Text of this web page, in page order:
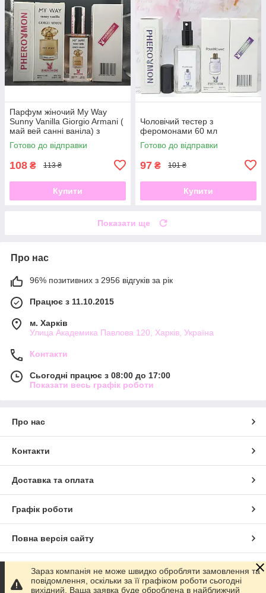
Парфум жіночий My Way
Sunny Vanilla Giorgio Armani (
май вей санні ваніла) з
феромоном 60 мл
Готово до відправки
108 ₴ 113 ₴
Купити
Чоловічий тестер з
феромонами 60 мл
Готово до відправки
97 ₴ 101 ₴
Купити
Показати ще
Про нас
96% позитивних з 2956 відгуків за рік
Працює з 11.10.2015
м. Харків
Улица Академика Павлова 120, Харків, Україна
Контакти
Сьогодні працює з 08:00 до 17:00
Показати весь графік роботи
Про нас
Контакти
Доставка та оплата
Графік роботи
Повна версія сайту
Сайт створено на маркетплейсі Prom.ua
Зараз компанія не може швидко обробляти замовлення та
повідомлення, оскільки за її графіком роботи сьогодні
вихідний. Ваша заявка буде оброблена в найближчий